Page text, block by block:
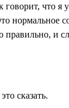
что я
нормальное
правильно, и
сказать.